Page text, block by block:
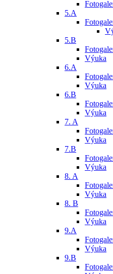
5.A
5.B
Výuka
6.A
Výuka
6.B
Výuka
7. A
Výuka
7.B
Výuka
8. A
Výuka
8. B
Výuka
9.A
Výuka
9.B